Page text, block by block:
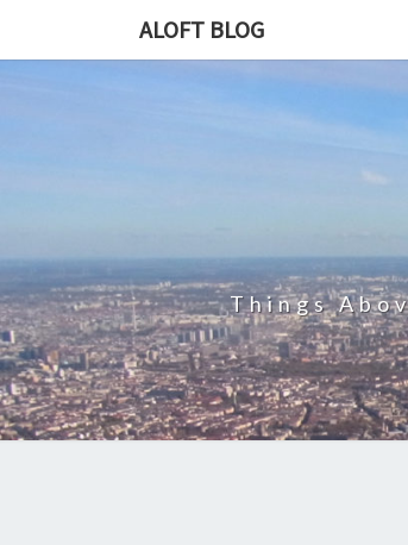
ALOFT BLOG
Things